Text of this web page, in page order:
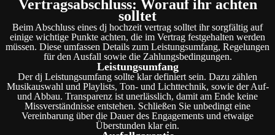
Vertragsabschluss: Worauf ihr achten
solltet
Beim Abschluss eines dj hochzeit vertrag solltet ihr sorgfältig auf
einige wichtige Punkte achten, die im Vertrag festgehalten werden
müssen. Diese umfassen Details zum Leistungsumfang, Regelungen
für den Ausfall sowie die Zahlungsbedingungen.
Leistungsumfang
Der dj Leistungsumfang sollte klar definiert sein. Dazu zählen
Musikauswahl und Playlists, Ton- und Lichttechnik, sowie der Auf-
und Abbau. Transparenz ist unerlässlich, damit am Ende keine
Missverständnisse entstehen. Schließen Sie unbedingt eine
Vereinbarung über die Dauer des Engagements und etwaige
Überstunden klar ein.